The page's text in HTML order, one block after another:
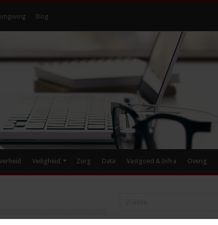
Blog
Veiligheid Zorg Data Vastgoed & Infra Overig